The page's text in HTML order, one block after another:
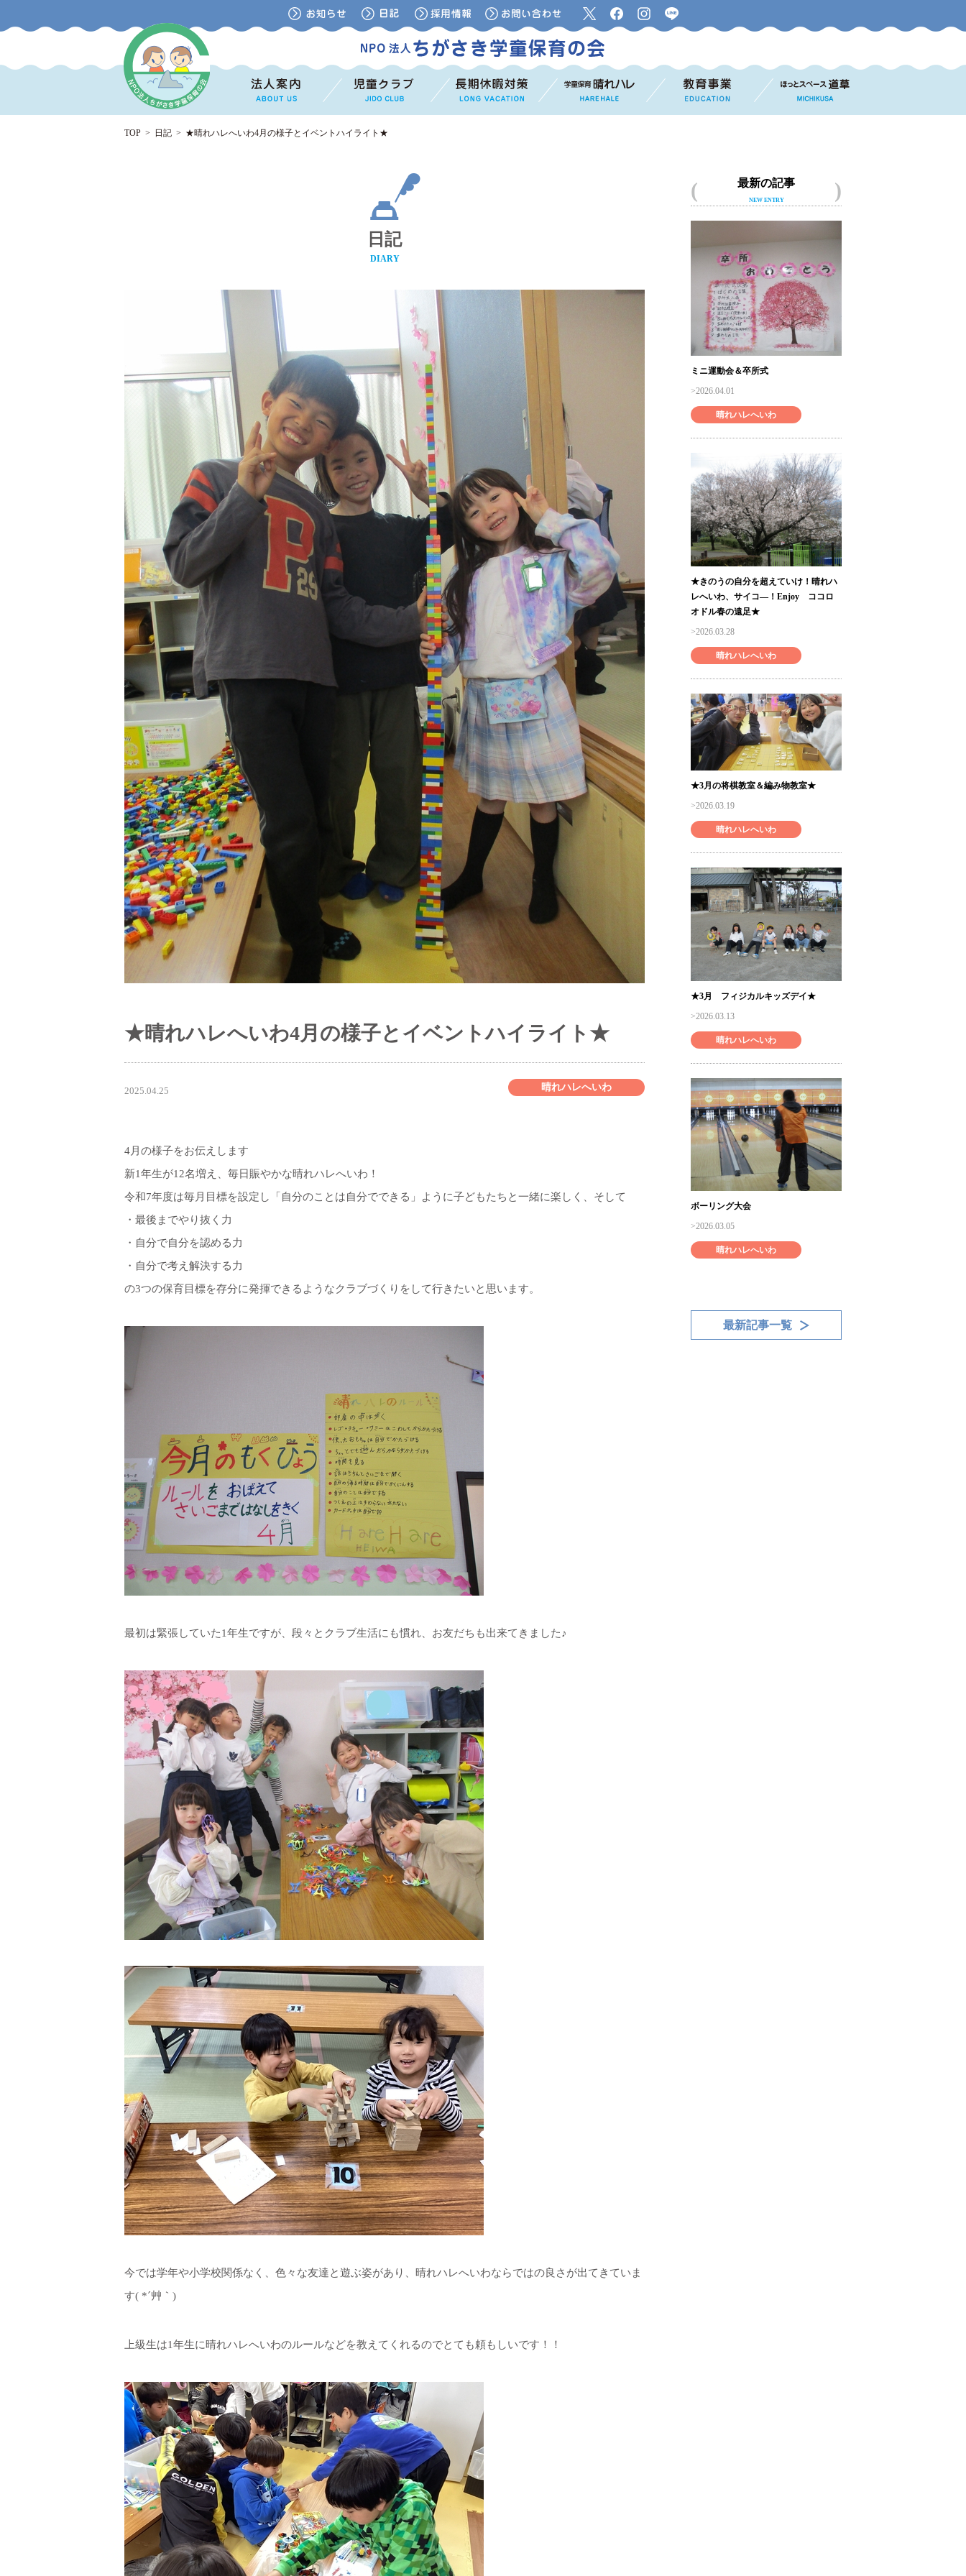
TOP > 日記 > ★晴れハレへいわ4月の様子とイベントハイライト★
日記
DIARY
★晴れハレへいわ4月の様子とイベントハイライト★
2025.04.25 晴れハレへいわ
4月の様子をお伝えします
新1年生が12名増え、毎日賑やかな晴れハレへいわ！
令和7年度は毎月目標を設定し「自分のことは自分でできる」ように子どもたちと一緒に楽しく、そして
・最後までやり抜く力
・自分で自分を認める力
・自分で考え解決する力
の3つの保育目標を存分に発揮できるようなクラブづくりをして行きたいと思います。
最初は緊張していた1年生ですが、段々とクラブ生活にも慣れ、お友だちも出来てきました♪
今では学年や小学校関係なく、色々な友達と遊ぶ姿があり、晴れハレへいわならではの良さが出てきていま
す( *´艸｀)
上級生は1年生に晴れハレへいわのルールなどを教えてくれるのでとても頼もしいです！！
最新の記事
NEW ENTRY
ミニ運動会＆卒所式
2026.04.01
晴れハレへいわ
★きのうの自分を超えていけ！晴れハ
レへいわ、サイコ―！Enjoy ココロ
オドル春の遠足★
2026.03.28
晴れハレへいわ
★3月の将棋教室＆編み物教室★
2026.03.19
晴れハレへいわ
★3月 フィジカルキッズデイ★
2026.03.13
晴れハレへいわ
ボーリング大会
2026.03.05
晴れハレへいわ
最新記事一覧